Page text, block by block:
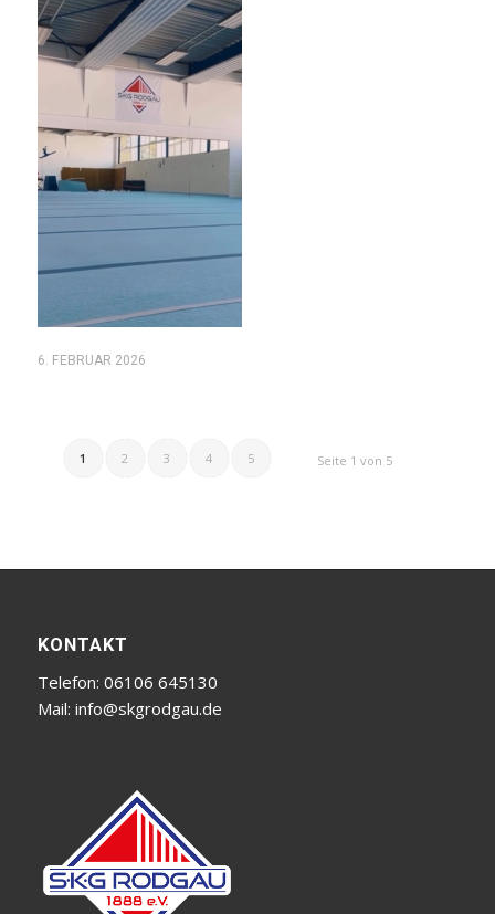
6. FEBRUAR 2026
Seite 1 von 5
1 2 3 4 5
KONTAKT
Telefon: 06106 645130
Mail: info@skgrodgau.de